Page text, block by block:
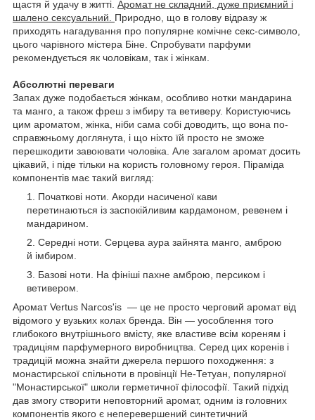
щастя й удачу в житті. Аромат не складний, дуже приємний і
шалено сексуальний.
Природно, що в голову відразу ж
приходять нагадування про популярне комічне секс-символо,
цього чарівного містера Біне. Спробувати парфуми
рекомендується як чоловікам, так і жінкам.
Абсолютні переваги
Запах дуже подобається жінкам, особливо нотки мандарина
та манго, а також фреш з імбиру та ветиверу. Користуючись
цим ароматом, жінка, ніби сама собі доводить, що вона по-
справжньому доглянута, і що ніхто їй просто не зможе
перешкодити завоювати чоловіка. Але загалом аромат досить
цікавий, і піде тільки на користь головному героя.
Піраміда
компонентів має такий вигляд:
Початкові ноти. Акорди насиченої кави
перетинаються із заспокійливим кардамоном, ревенем і
мандарином.
Середні ноти. Серцева аура зайнята манго, амброю
й імбиром.
Базові ноти. На фініші пахне амброю, персиком і
ветивером.
Аромат Vertus Narcos'is — це не просто черговий аромат від
відомого у вузьких колах бренда . Він — уособлення того
глибокого внутрішнього вмісту, яке властиве всім кореням і
традиціям парфумерного виробництва. Серед цих коренів і
традицій можна знайти джерела першого походження: з
монастирської спільноти в провінції Не-Тетуан, популярної
"Монастирської" школи герметичної філософії. Такий підхід
дав змогу створити неповторний аромат, одним із головних
компонентів якого є неперевершений синтетичний